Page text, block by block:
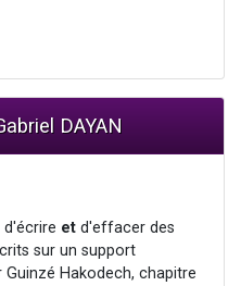
DAYAN
d'écrire et d'effacer des
sur un support
Hakodech, chapitre